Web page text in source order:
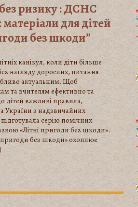
ризику : ДСНС
для дітей
без шкоди”
канікул, коли діти більше
нагляду дорослих, питання
актуальним. Щоб
та вчителям ефективно та
дітей важливі правила,
України з надзвичайних
серію помічних
«Літні пригоди без шкоди».
пригоди без шкоди» охоплює